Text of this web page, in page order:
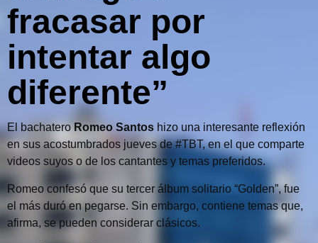
fracasar por
intentar algo
diferente”
El bachateroRomeo Santos hizo una interesante reflexión
en sus acostumbrados jueves de #TBT, en el que comparte
videos suyos o de los cantantes y temas preferidos.
Romeo confesó que su tercer álbum solitario “Golden”, fue
el más duró en pegarse. Sin embargo, contiene temas que,
afirma, se pueden considerar clásicos.